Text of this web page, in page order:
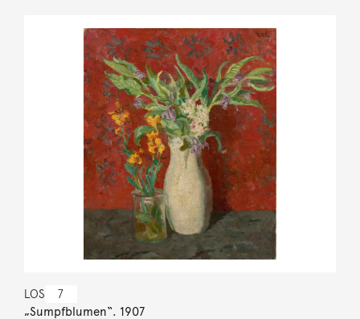
LOS 7
„Sumpfblumen“. 1907